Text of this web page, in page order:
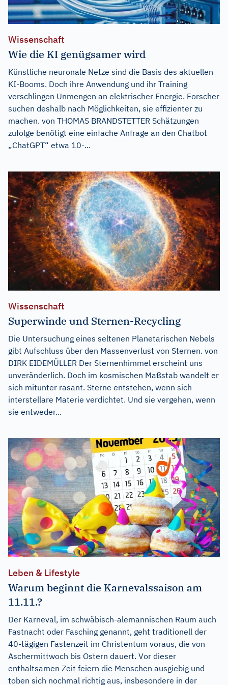
Wissenschaft
Wie die KI genügsamer wird
Künstliche neuronale Netze sind die Basis des aktuellen
KI-Booms. Doch ihre Anwendung und ihr Training
verschlingen Unmengen an elektrischer Energie. Forscher
suchen deshalb nach Möglichkeiten, sie effizienter zu
machen. von THOMAS BRANDSTETTER Schätzungen
zufolge benötigt eine einfache Anfrage an den Chatbot
„ChatGPT“ etwa 10-...
Wissenschaft
Superwinde und Sternen-Recycling
Die Untersuchung eines seltenen Planetarischen Nebels
gibt Aufschluss über den Massenverlust von Sternen. von
DIRK EIDEMÜLLER Der Sternenhimmel erscheint uns
unveränderlich. Doch im kosmischen Maßstab wandelt er
sich mitunter rasant. Sterne entstehen, wenn sich
interstellare Materie verdichtet. Und sie vergehen, wenn
sie entweder...
Leben & Lifestyle
Warum beginnt die Karnevalssaison am
11.11.?
Der Karneval, im schwäbisch-alemannischen Raum auch
Fastnacht oder Fasching genannt, geht traditionell der
40-tägigen Fastenzeit im Christentum voraus, die von
Aschermittwoch bis Ostern dauert. Vor dieser
enthaltsamen Zeit feiern die Menschen ausgiebig und
toben sich nochmal richtig aus, insbesondere in der